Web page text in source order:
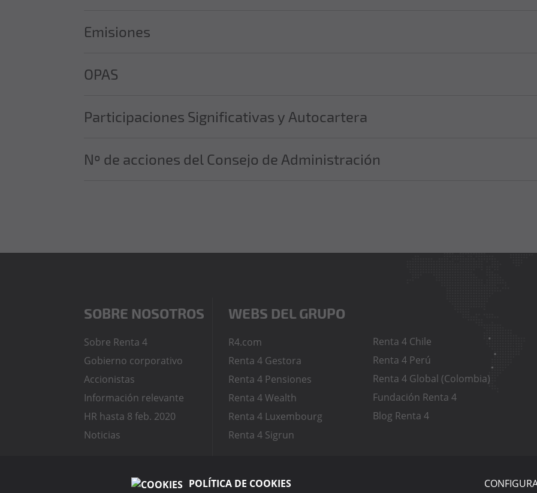
POLÍTICA DE COOKIES
Emisiones
OPAS
Participaciones Significativas y Autocartera
Nº de acciones del Consejo de Administración
SOBRE NOSOTROS
Sobre Renta 4
Gobierno corporativo
Accionistas
Información relevante
HR hasta 8 feb. 2020
Noticias
WEBS DEL GRUPO
R4.com
Renta 4 Gestora
Renta 4 Pensiones
Renta 4 Wealth
Renta 4 Luxembourg
Renta 4 Sigrun
Renta 4 Chile
Renta 4 Perú
Renta 4 Global (Colombia)
Fundación Renta 4
Blog Renta 4
Términos y condiciones Política de privacidad IA Page